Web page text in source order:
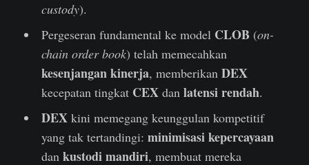
custody).
Pergeseran fundamental ke model CLOB (on-
chain order book) telah memecahkan
kesenjangan kinerja, memberikan DEX
kecepatan tingkat CEXdan latensi rendah.
DEXkini memegang keunggulan kompetitif
yang tak tertandingi: minimisasi kepercayaan
dan kustodi mandiri, membuat mereka